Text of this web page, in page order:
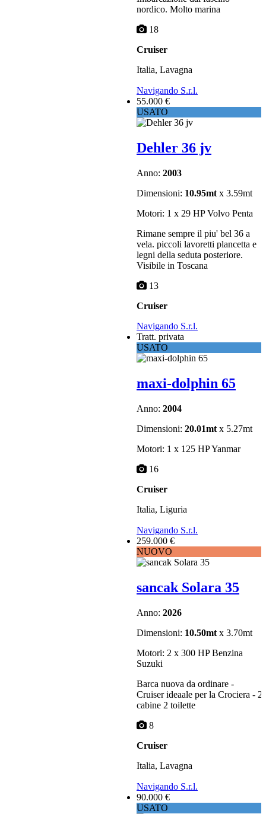
nordico. Molto marina
18
Cruiser
Italia, Lavagna
Navigando S.r.l.
55.000 €
USATO
Dehler 36 jv
Anno: 2003
Dimensioni: 10.95mt x 3.59mt
Motori: 1 x 29 HP Volvo Penta
Rimane sempre il piu' bel 36 a
vela. piccoli lavoretti plancetta e
legni della seduta posteriore.
Visibile in Toscana
13
Cruiser
Navigando S.r.l.
Tratt. privata
USATO
maxi-dolphin 65
Anno: 2004
Dimensioni: 20.01mt x 5.27mt
Motori: 1 x 125 HP Yanmar
16
Cruiser
Italia, Liguria
Navigando S.r.l.
259.000 €
NUOVO
sancak Solara 35
Anno: 2026
Dimensioni: 10.50mt x 3.70mt
Motori: 2 x 300 HP Benzina
Suzuki
Barca nuova da ordinare -
Cruiser ideaale per la Crociera - 2
cabine 2 toilette
8
Cruiser
Italia, Lavagna
Navigando S.r.l.
90.000 €
USATO